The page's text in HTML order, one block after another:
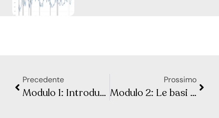
Precedente
Modulo 1: Introduzione alle opzioni – Lezione 3: I vantaggi delle opzioni
Prossimo
Modulo 2: Le basi delle Opzioni – Lezione 2: Le Opzioni Put